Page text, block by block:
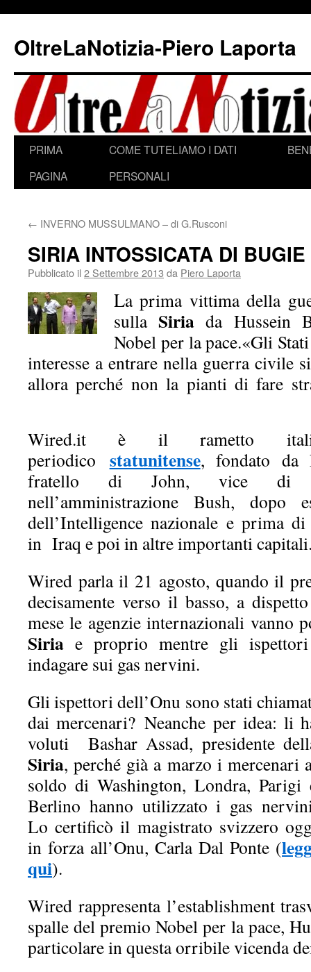
contenuto
OltreLaNotizia-Piero Laporta
PRIMA
PAGINA
COME TUTELIAMO I DATI
PERSONALI
← INVERNO MUSSULMANO – di G.Rusconi
SIRIA INTOSSICATA DI BUGIE
Pubblicato il 2 Settembre 2013 da Piero Laporta
La prima vittima della
sullaSiria da Hussein
Nobel per la pace.«Gli
interesse a entrare nella guerra civile
allora perché non la pianti di fare
Wired.it è il rametto
periodico
statunitense, fondato da
fratello di John, vice di
nell’amministrazione Bush, dopo
dell’Intelligence nazionale e prima
in Iraq e poi in altre importanti
Wired parla il 21 agosto, quando il
decisamente verso il basso, a
mese le agenzie internazionali vanno
Siria e proprio mentre gli ispettori
indagare sui gas nervini.
Gli ispettori dell’Onu sono stati
dai mercenari?Neanche per idea: li
voluti Bashar Assad, presidente
Siria, perché già a marzo i mercenari
soldo di Washington, Londra, Parigi
Berlino hanno utilizzato i gas
Lo certificò il magistrato svizzero
in forza all’Onu, Carla Dal Ponte (
qui).
Wired rappresenta l’establishment
spalle del premio Nobel per la pace,
particolare in questa orribile vicenda